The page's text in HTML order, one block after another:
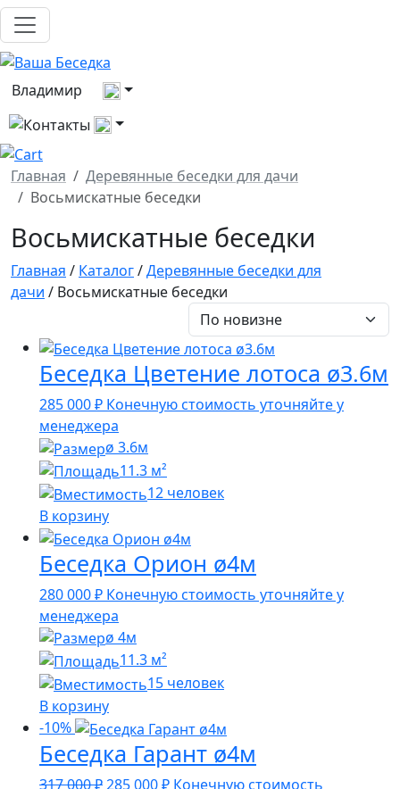
Владимир
Выберите город
Все контакты
Главная
Деревянные беседки для дачи
Восьмискатные беседки
Восьмискатные беседки
Главная / Каталог/Деревянные беседки для
дачи / Восьмискатные беседки
Беседка Цветение лотоса ø3.6м
285 000₽ Конечную стоимость уточняйте у
менеджера
ø 3.6м
11.3 м²
12 человек
В корзину
Беседка Орион ø4м
280 000₽ Конечную стоимость уточняйте у
менеджера
ø 4м
11.3 м²
15 человек
В корзину
-10%
Беседка Гарант ø4м
317 000₽ Первоначальная
285 000₽Текущая
Конечную стоимость